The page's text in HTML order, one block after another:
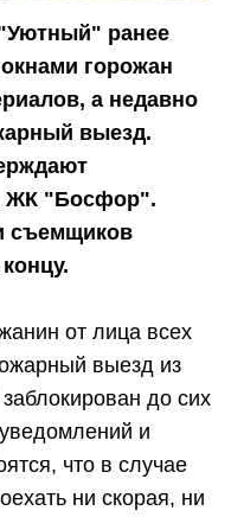
ранее
горожан
а недавно
выезд.
ЖК "Босфор".
съемщиков
от лица всех
выезд из
до сих
и
что в случае
ни скорая, ни